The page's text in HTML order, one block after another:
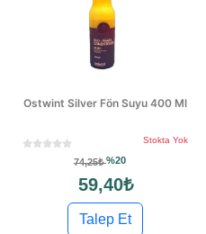
Ostwint Silver Fön Suyu 400 Ml
Stokta Yok
74,25₺%20
59,40₺
Talep Et